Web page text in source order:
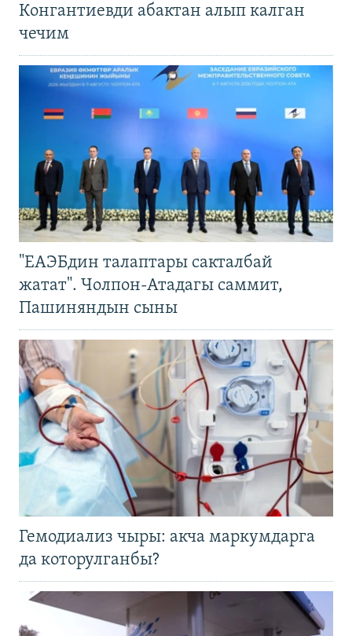
Конгантиевди абактан алып калган
чечим
"ЕАЭБдин талаптары сакталбай
жатат". Чолпон-Атадагы саммит,
Пашиняндын сыны
Гемодиализ чыры: акча маркумдарга
да которулганбы?